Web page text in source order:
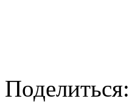
Поделиться: